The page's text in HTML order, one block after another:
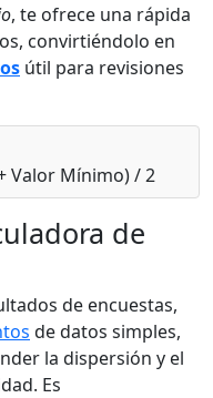
, te ofrece una rápida
convirtiéndolo en
útil para revisiones
Valor Mínimo) / 2
de
de encuestas,
de datos simples,
la dispersión y el
Es